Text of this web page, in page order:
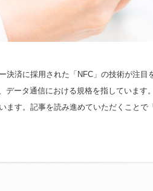
済に採用された「NFC」の技術が注目
ータ通信における規格を指しています。
す。記事を読み進めていただくこと